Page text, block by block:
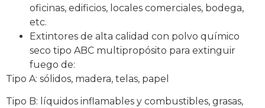
oficinas, edificios, locales comerciales, bodega,
etc.
Extintores de alta calidad con polvo químico
seco tipo ABC multipropósito para extinguir
fuego de:
Tipo A: sólidos, madera, telas, papel
Tipo B: líquidos inflamables y combustibles, grasas,